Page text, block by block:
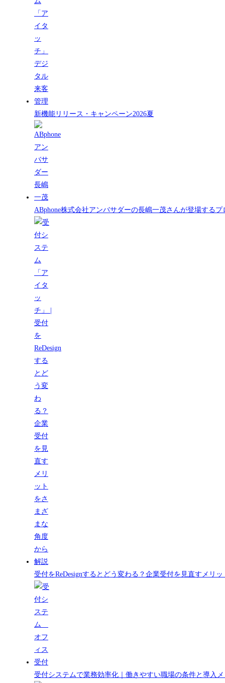
新機能リリース・キャンペーン2026夏
ABphone株式会社アンバサダーの長嶋一茂さんが登場する
受付をReDesignするとどう変わる？企業受付を見直すメリ
受付システムで業務効率化｜働きやすい職場の条件と導入